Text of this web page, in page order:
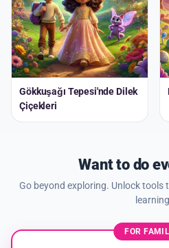
Gökkuşağı Tepesi'nde Dilek
Çiçekleri
Want to do
Go beyond exploring. Unlock tools
FOR